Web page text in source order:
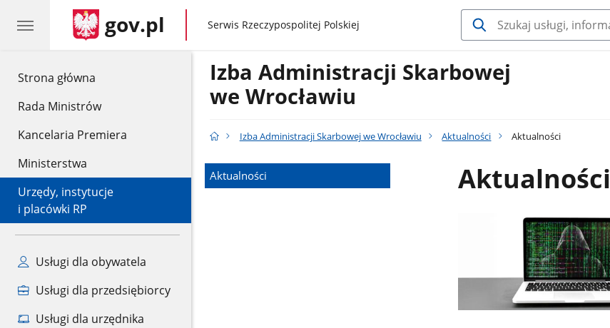
Strona główna
Rada Ministrów
Kancelaria Premiera
Ministerstwa
Urzędy, instytucje
i placówki RP
Usługi dla obywatela
Usługi dla przedsiębiorcy
Usługi dla urzędnika
gov.pl gov.pl
Serwis Rzeczypospolitej Polskiej
Izba Administracji Skarbowej
we Wrocławiu
Izba Administracji Skarbowej we Wrocławiu Aktualności Aktualności
Aktualności Aktualności